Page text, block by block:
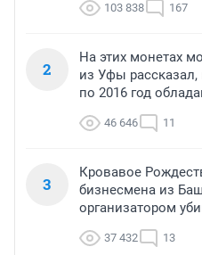
103 838 167
2
На этих монетах
из Уфы рассказал,
по 2016 год
46 646 11
3
Кровавое
бизнесмена из
организатором
37 432 13